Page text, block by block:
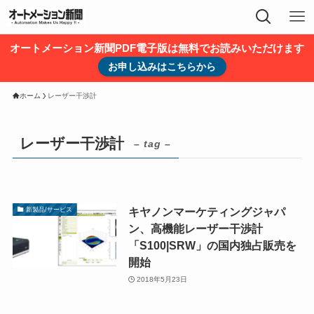
オートメーション新聞PDF電子版は無料でお読みいただけます
お申し込みはこちらから
ホーム レーザー干渉計
レーザー干渉計 – tag –
新製品/サービス
キヤノンマーケティングジャパ
ン、高機能レーザー干渉計
「S100|SRW」の国内独占販売を
開始
2018年5月23日